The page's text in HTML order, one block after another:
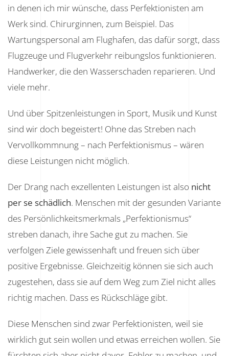
in denen ich mir wünsche, dass Perfektionisten am
Werk sind. Chirurginnen, zum Beispiel. Das
Wartungspersonal am Flughafen, das dafür sorgt, dass
Flugzeuge und Flugverkehr reibungslos funktionieren.
Handwerker, die den Wasserschaden reparieren. Und
viele mehr.
Und über Spitzenleistungen in Sport, Musik und Kunst
sind wir doch begeistert! Ohne das Streben nach
Vervollkommnung – nach Perfektionismus – wären
diese Leistungen nicht möglich.
Der Drang nach exzellenten Leistungen ist also nicht
per se schädlich. Menschen mit der gesunden Variante
des Persönlichkeitsmerkmals „Perfektionismus“
streben danach, ihre Sache gut zu machen. Sie
verfolgen Ziele gewissenhaft und freuen sich über
positive Ergebnisse. Gleichzeitig können sie sich auch
zugestehen, dass sie auf dem Weg zum Ziel nicht alles
richtig machen. Dass es Rückschläge gibt.
Diese Menschen sind zwar Perfektionisten, weil sie
wirklich gut sein wollen und etwas erreichen wollen. Sie